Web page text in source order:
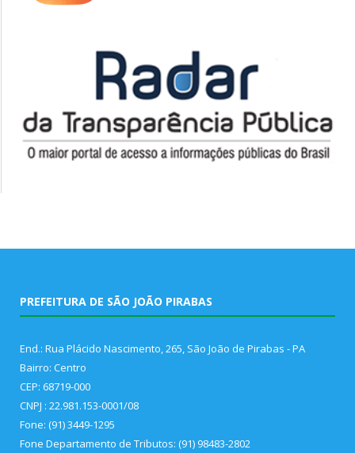
PREFEITURA DE SÃO JOÃO PIRABAS
End.: Rua Plácido Nascimento, 265, São João de Pirabas - PA
Bairro: Centro
CEP: 68719-000
CNPJ : 22.981.153-0001/08
Fone: (91) 3449-1295
Fone Departamento de Tributos: (91) 98483-2802